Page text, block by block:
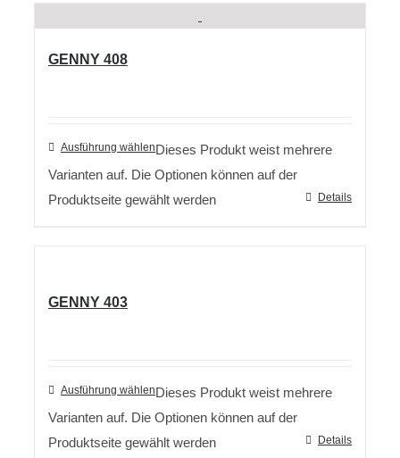
GENNY 408
Ausführung wählenDieses Produkt weist mehrere
Varianten auf. Die Optionen können auf der
Produktseite gewählt werden
Details
GENNY 403
Ausführung wählenDieses Produkt weist mehrere
Varianten auf. Die Optionen können auf der
Produktseite gewählt werden
Details